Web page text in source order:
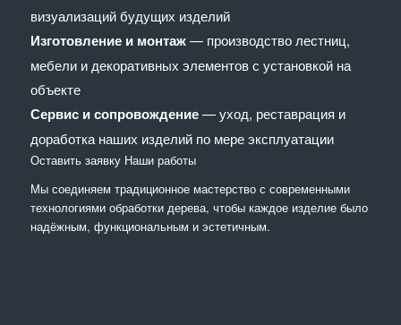
визуализаций будущих изделий
Изготовление и монтаж— производство лестниц,
мебели и декоративных элементов с установкой на
объекте
Сервис и сопровождение— уход, реставрация и
доработка наших изделий по мере эксплуатации
Оставить заявку Наши работы
Мы соединяем традиционное мастерство с современными
технологиями обработки дерева, чтобы каждое изделие было
надёжным, функциональным и эстетичным.